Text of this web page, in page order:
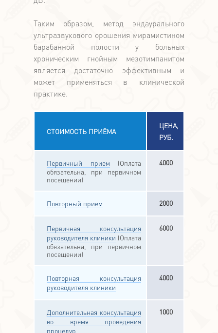
Таким образом, метод эндаурального
ультразвукового орошения мирамистином
барабанной полости у больных
хроническим гнойным мезотимпанитом
является достаточно эффективным и
может применяться в клинической
практике.
СТОИМОСТЬ ПРИЁМА
ЦЕНА,
РУБ.
Первичный прием (Оплата
обязательна, при первичном
посещении)
4000
Повторный прием 2000
Первичная консультация
руководителя клиники (Оплата
обязательна, при первичном
посещении)
6000
Повторная консультация
руководителя клиники
4000
Дополнительная консультация
во время проведения
процедур
1000